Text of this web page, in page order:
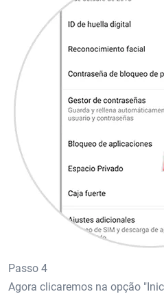
Passo 4
Agora clicaremos na opção